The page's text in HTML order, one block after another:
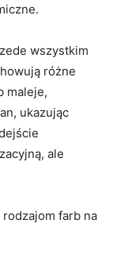
wszystkim
różne
maleje,
ukazując
ale
farb na